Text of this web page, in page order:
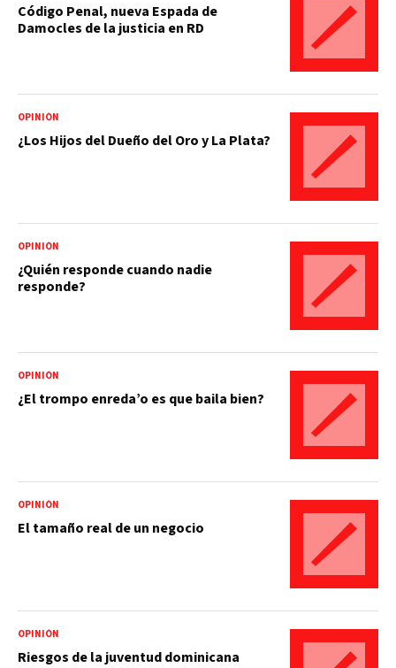
Código Penal, nueva Espada de
Damocles de la justicia en RD
OPINIÓN
¿Los Hijos del Dueño del Oro y La Plata?
OPINIÓN
¿Quién responde cuando nadie
responde?
OPINIÓN
¿El trompo enreda’o es que baila bien?
OPINIÓN
El tamaño real de un negocio
OPINIÓN
Riesgos de la juventud dominicana